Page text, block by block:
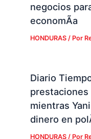
negocios
economÃ­a
HONDURAS/ Por
Diario
prestaciones
mientras
dinero en
HONDURAS/ Por